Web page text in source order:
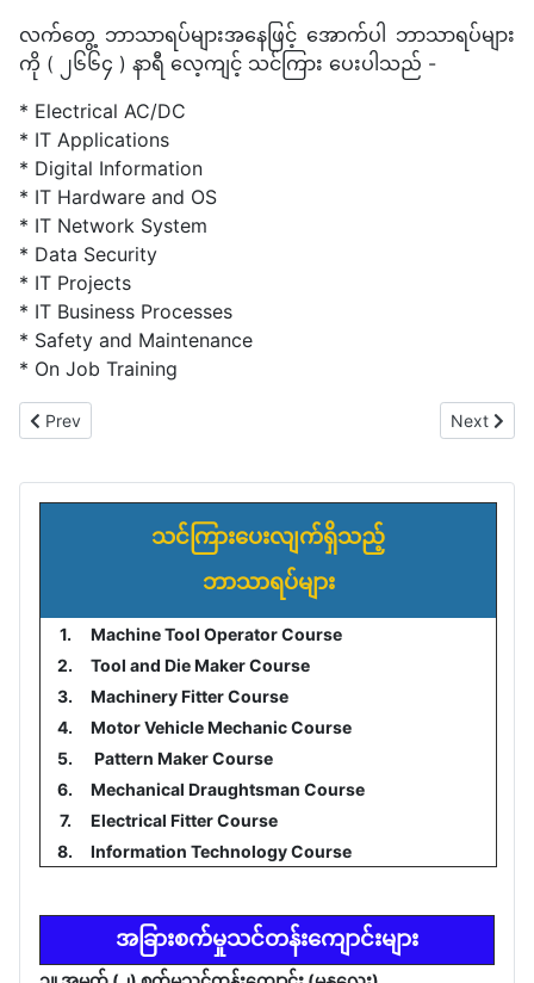
လက်တွေ့ ဘာသာရပ်များအနေဖြင့် အောက်ပါ ဘာသာရပ်များ
ကို ( ၂၆၆၄ ) နာရီ လေ့ကျင့် သင်ကြား ပေးပါသည် -
* Electrical AC/DC
* IT Applications
* Digital Information
* IT Hardware and OS
* IT Network System
* Data Security
* IT Projects
* IT Business Processes
* Safety and Maintenance
* On Job Training
Previous article: GALLERY
Prev Next
Next
သင်ကြားပေးလျက်ရှိသည့်
ဘာသာရပ်များ
1.
Machine Tool Operator Course
2.
Tool and Die Maker Course
3.
Machinery Fitter Course
4.
Motor Vehicle Mechanic Course
5.
Pattern Maker Course
6.
Mechanical Draughtsman Course
7.
Electrical Fitter Course
8.
Information Technology Course
အခြားစက်မှုသင်တန်းကျောင်းများ